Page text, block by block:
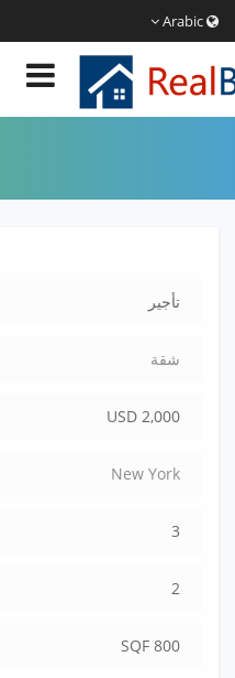
تأجير
شقة
USD 2,000
New York
3
2
800 SQF